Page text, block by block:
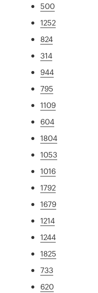
500
1252
824
314
944
795
1109
604
1804
1053
1016
1792
1679
1214
1244
1825
733
620